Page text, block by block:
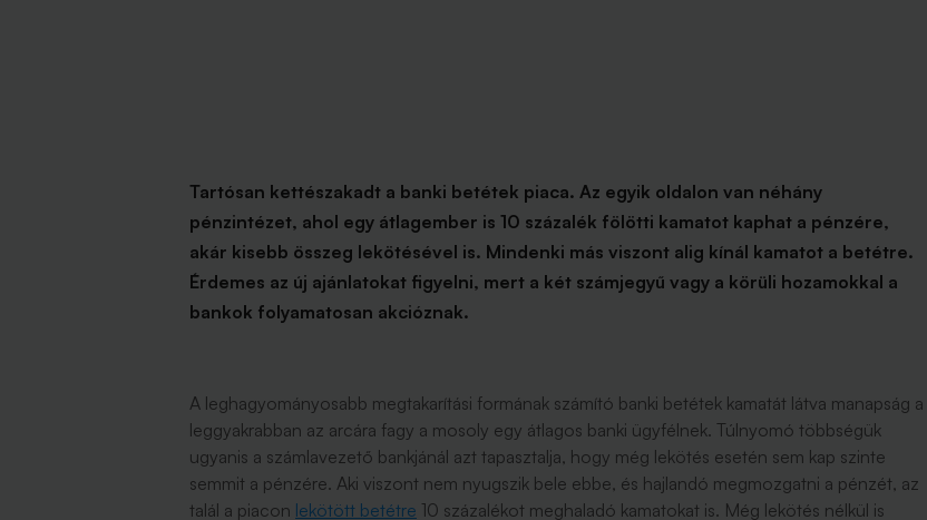
Tartósan kettészakadt a banki betétek piaca. Az egyik oldalon van néhány
pénzintézet, ahol egy átlagember is 10 százalék fölötti kamatot kaphat a pénzére,
akár kisebb összeg lekötésével is. Mindenki más viszont alig kínál kamatot a betétre.
Érdemes az új ajánlatokat figyelni, mert a két számjegyű vagy a körüli hozamokkal a
bankok folyamatosan akcióznak.
A leghagyományosabb megtakarítási formának számító banki betétek kamatát látva manapság a
leggyakrabban az arcára fagy a mosoly egy átlagos banki ügyfélnek. Túlnyomó többségük
ugyanis a számlavezető bankjánál azt tapasztalja, hogy még lekötés esetén sem kap szinte
semmit a pénzére. Aki viszont nem nyugszik bele ebbe, és hajlandó megmozgatni a pénzét, az
talál a piacon lekötött betétre 10 százalékot meghaladó kamatokat is. Még lekötés nélkül is